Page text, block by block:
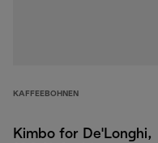
KAFFEEBOHNEN
Kimbo for De'Longhi,